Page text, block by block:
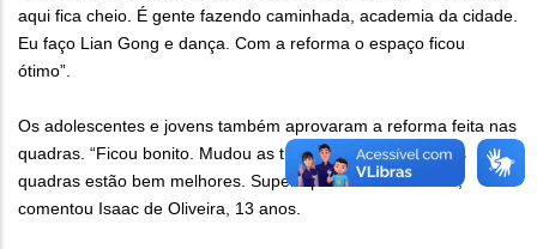
aqui fica cheio. É gente fazendo caminhada, academia da cidade.
Eu faço Lian Gong e dança. Com a reforma o espaço ficou
ótimo”.
Os adolescentes e jovens também aprovaram a reforma feita nas
quadras. “Ficou bonito. Mudou as traves, pintou o chão, as
quadras estão bem melhores. Super aprovada a reforma“,
comentou Isaac de Oliveira, 13 anos.